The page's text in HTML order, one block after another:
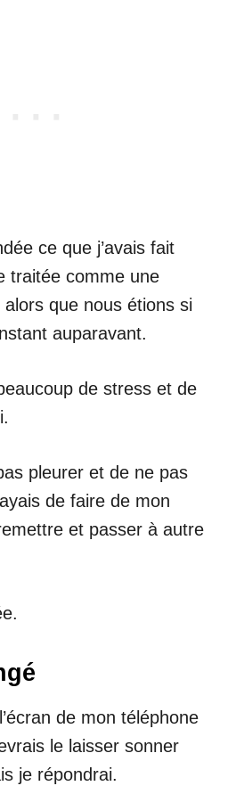
ce que j’avais fait
traitée comme une
que nous étions si
auparavant.
de stress et de
pleurer et de ne pas
de faire de mon
et passer à autre
de mon téléphone
le laisser sonner
je répondrai.